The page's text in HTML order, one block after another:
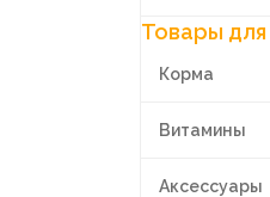
Товары
Корма
Витамины
Аксессуары